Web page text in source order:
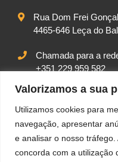
Valorizamos a sua
Utilizamos cookies para
navegação, apresentar
e analisar o nosso tráfego.
concorda com a utilização
Rua Dom Frei
4465-646 Leça do
Chamada para a
+351 229 959 582
+351 917 542 102